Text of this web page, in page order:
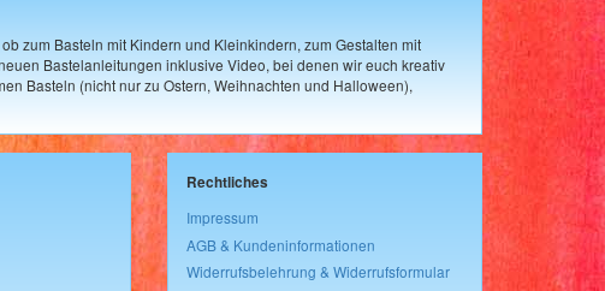
zum Basteln mit Kindern und Kleinkindern, zum Gestalten mit
Bastelanleitungen inklusive Video, bei denen wir euch kreativ
Basteln (nicht nur zu Ostern, Weihnachten und Halloween),
Rechtliches
Impressum
AGB & Kundeninformationen
Widerrufsbelehrung & Widerrufsformular